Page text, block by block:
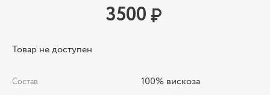
3500
Товар не доступен
Состав 100% вискоза